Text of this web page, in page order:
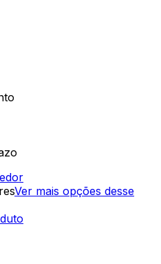
Ver mais opções desse